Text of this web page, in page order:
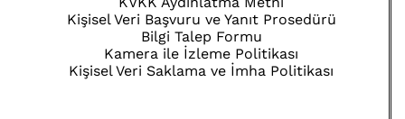
Kişisel Veri Başvuru ve Yanıt Prosedürü
Bilgi Talep Formu
Kamera ile İzleme Politikası
Kişisel Veri Saklama ve İmha Politikası